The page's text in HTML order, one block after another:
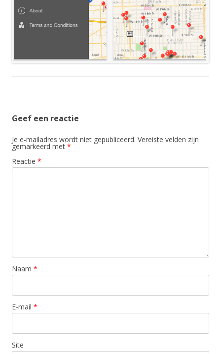
Geef een reactie
Je e-mailadres wordt niet gepubliceerd. Vereiste velden zijn
gemarkeerd met *
Reactie *
Naam *
E-mail *
Site